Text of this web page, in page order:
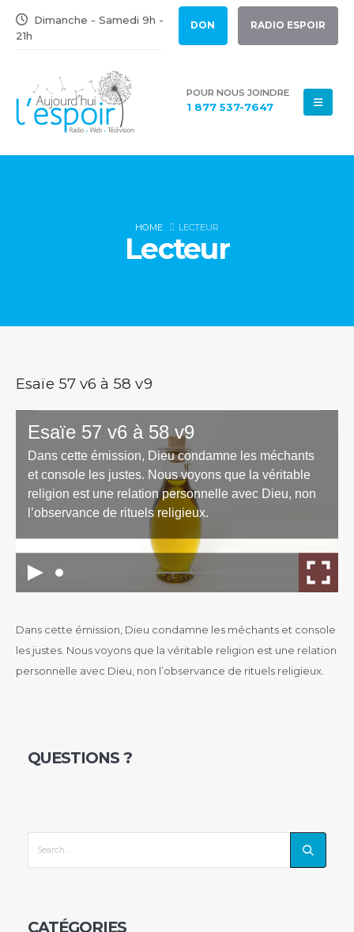
Dimanche - Samedi 9h -
21h
DON RADIO ESPOIR
POUR NOUS JOINDRE
1 877 537-7647
HOME LECTEUR
Lecteur
Esaïe 57 v6 à 58 v9
Dans cette émission, Dieu condamne les méchants et console
les justes. Nous voyons que la véritable religion est une relation
personnelle avec Dieu, non l’observance de rituels religieux.
QUESTIONS ?
CATÉGORIES